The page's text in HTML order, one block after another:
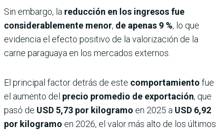
Sin embargo, la reducción en los ingresos fue
considerablemente menor, de apenas 9 %, lo que
evidencia el efecto positivo de la valorización de la
carne paraguaya en los mercados externos.
El principal factor detrás de este comportamiento fue
el aumento del precio promedio de exportación, que
pasó de USD 5,73 por kilogramo en 2025 a USD 6,92
por kilogramo en 2026, el valor más alto de los últimos